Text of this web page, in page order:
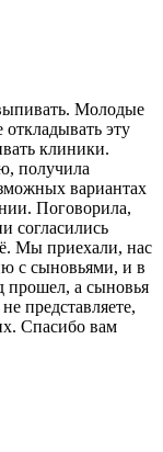
Молодые
эту
клиники.
получила
вариантах
Поговорила,
согласились
Мы приехали, нас
с сыновьями, и в
прошел, а сыновья
представляете,
Спасибо вам